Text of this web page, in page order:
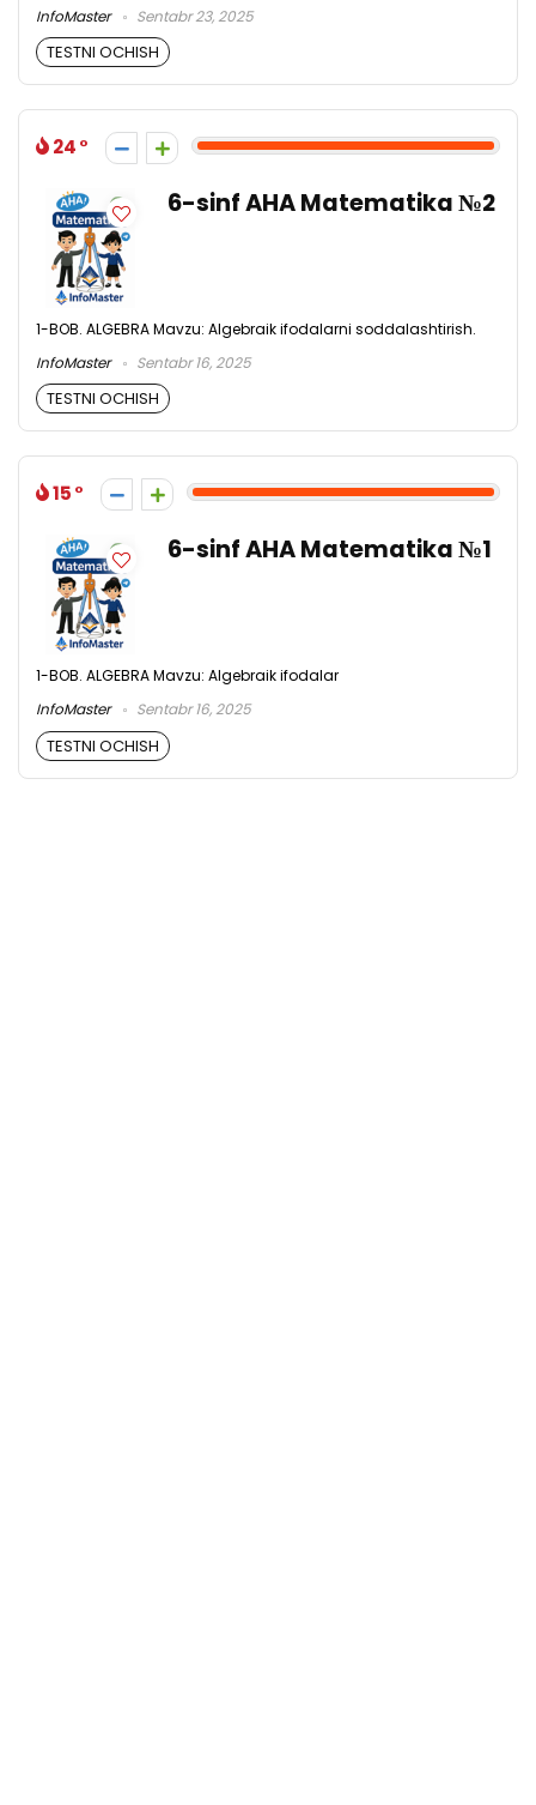
InfoMaster Sentabr 23, 2025
TESTNI OCHISH
24
6-sinf AHA Matematika №2
1-BOB. ALGEBRA Mavzu: Algebraik ifodalarni soddalashtirish.
InfoMaster
Sentabr 16, 2025
TESTNI OCHISH
15
6-sinf AHA Matematika №1
1-BOB. ALGEBRA Mavzu: Algebraik ifodalar
InfoMaster
Sentabr 16, 2025
TESTNI OCHISH